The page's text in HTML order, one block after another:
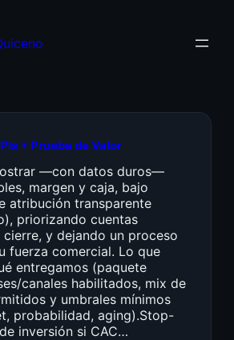
+ Prueba de Valor
—con datos duros—
margen y caja, bajo
atribución transparente
priorizando cuentas
y dejando un proceso
fuerza comercial. Lo que
entregamos (paquete
canales habilitados, mix de
y umbrales mínimos
probabilidad, aging).Stop-
inversión si CAC…